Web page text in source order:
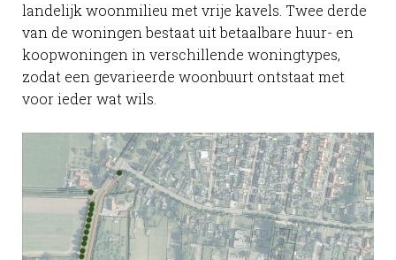
landelijk woonmilieu met vrije kavels. Twee derde
van de woningen bestaat uit betaalbare huur- en
koopwoningen in verschillende woningtypes,
zodat een gevarieerde woonbuurt ontstaat met
voor ieder wat wils.